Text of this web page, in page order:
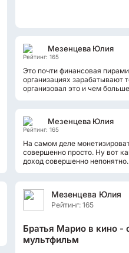
Мезенцева Юлия
Рейтинг: 165
Это почти финансовая
организациях зарабатывают
организовал это и чем
Мезенцева Юлия
Рейтинг: 165
На самом деле
совершенно просто. Ну вот
доход совершенно
Мезенцева Юлия
Рейтинг: 165
Братья Марио в кино -
мультфильм